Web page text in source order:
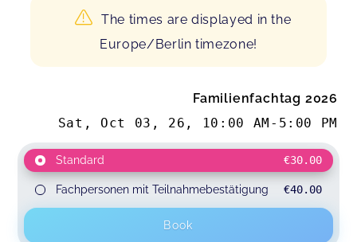
The times are displayed in the
Europe/Berlin timezone!
Familienfachtag 2026
Sat, Oct 03, 26 , 10:00 AM - 5:00 PM
Standard €30.00
Fachpersonen mit Teilnahmebestätigung €40.00
Book